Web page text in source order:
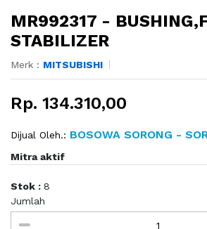
MR992317 -
STABILIZER
Merk : MITSUBISHI
Rp. 134.310,00
Dijual Oleh.: BOSOWA SORONG -
Mitra aktif
Stok : 8
Jumlah